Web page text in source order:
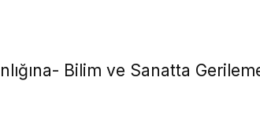
Bilim ve Sanatta